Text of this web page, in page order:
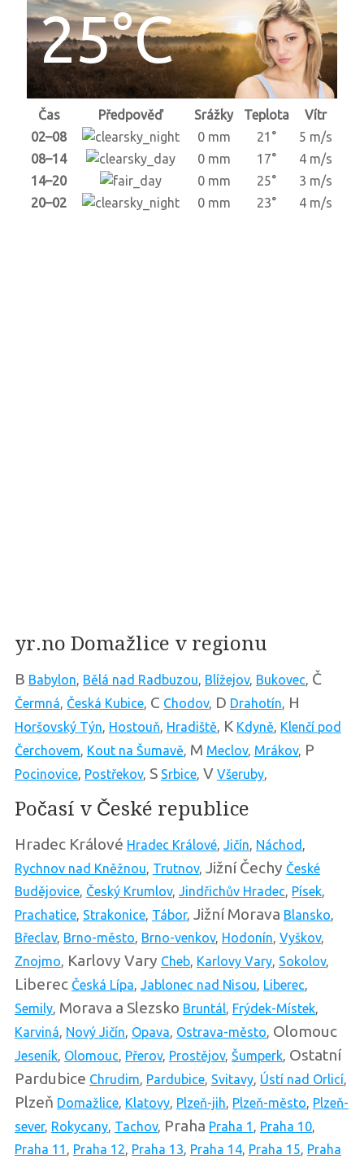
25°C
Čas Předpověď Srážky Teplota
Vítr
02–08
0 mm 21°
5 m/s
08–14
0 mm 17°
4 m/s
14–20
0 mm 25°
3 m/s
20–02
0 mm 23° 4 m/s
yr.no Domažlice v regionu
B Babylon, Bělá nad Radbuzou, Blížejov, Bukovec, Č
Čermná, Česká Kubice, C Chodov, D Drahotín, H
Horšovský Týn, Hostouň, Hradiště, K Kdyně, Klenčí pod
Čerchovem, Kout na Šumavě, M Meclov, Mrákov, P
Pocinovice, Postřekov, S Srbice, V Všeruby,
Počasí v České republice
Hradec Králové Hradec Králové, Jičín, Náchod ,
Rychnov nad Kněžnou, Trutnov, Jižní Čechy České
Budějovice, Český Krumlov, Jindřichův Hradec, Písek,
Prachatice, Strakonice, Tábor, Jižní Morava Blansko,
Břeclav, Brno-město, Brno-venkov, Hodonín, Vyškov,
Znojmo, Karlovy Vary Cheb, Karlovy Vary, Sokolov,
Liberec Česká Lípa, Jablonec nad Nisou, Liberec,
Semily, Morava a Slezsko Bruntál, Frýdek-Místek,
Karviná, Nový Jičín, Opava, Ostrava-město, Olomouc
Jeseník, Olomouc, Přerov, Prostějov, Šumperk, Ostatní
Pardubice Chrudim, Pardubice, Svitavy, Ústí nad Orlicí,
Plzeň Domažlice, Klatovy, Plzeň-jih, Plzeň-město, Plzeň-
sever, Rokycany, Tachov, Praha Praha 1 , Praha 10,
Praha 11 , Praha 12, Praha 13, Praha 14, Praha 15, Praha